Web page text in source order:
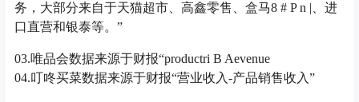
务，大部分来自于天猫超市、高鑫零售、盒马8 # P n | 、进
口直营和银泰等。”
03.唯品会数据来源于财报“productri B Aevenue
04.叮咚买菜数据来源于财报“营业收入-产品销售收入”